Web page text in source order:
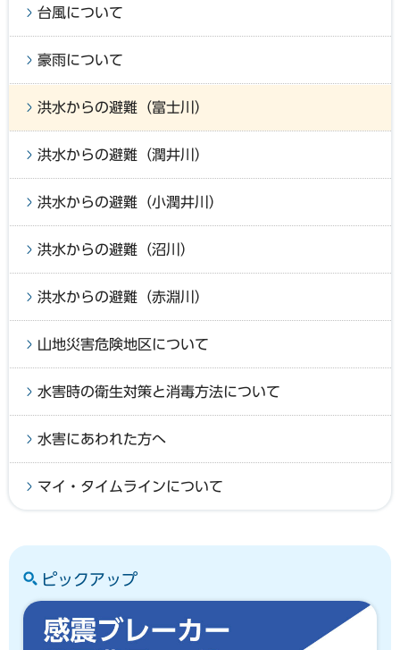
台風について
豪雨について
洪水からの避難（富士川）
洪水からの避難（潤井川）
洪水からの避難（小潤井川）
洪水からの避難（沼川）
洪水からの避難（赤淵川）
山地災害危険地区について
水害時の衛生対策と消毒方法について
水害にあわれた方へ
マイ・タイムラインについて
ピックアップ